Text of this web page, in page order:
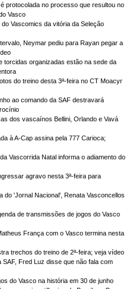
protocolada no processo que resultou no
Vasco
Vascomics da vitória da Seleção
Neymar pediu para Rayan pegar a
torcidas organizadas estão na sede da
do treino desta 3ª-feira no CT Moacyr
ao comando da SAF destravará
dos vascaínos Bellini, Orlando e Vavá
à A-Cap assina pela 777 Carioca;
Vascorrida Natal informa o adiamento do
agravo nesta 3ª-feira para
do 'Jornal Nacional', Renata Vasconcellos
de transmissões de jogos do Vasco
França com o Vasco termina nesta
trechos do treino de 2ª-feira; veja vídeo
Fred Luz disse que não fala com
do Vasco na história em 30 de junho